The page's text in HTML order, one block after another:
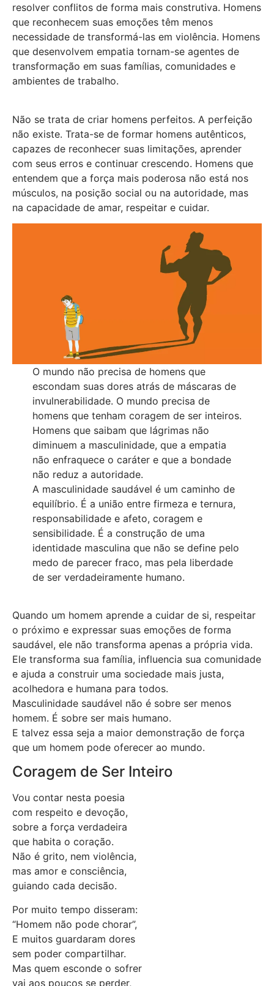
resolver conflitos de forma mais construtiva. Homens
que reconhecem suas emoções têm menos
necessidade de transformá-las em violência. Homens
que desenvolvem empatia tornam-se agentes de
transformação em suas famílias, comunidades e
ambientes de trabalho.
Não se trata de criar homens perfeitos. A perfeição
não existe. Trata-se de formar homens autênticos,
capazes de reconhecer suas limitações, aprender
com seus erros e continuar crescendo. Homens que
entendem que a força mais poderosa não está nos
músculos, na posição social ou na autoridade, mas
na capacidade de amar, respeitar e cuidar.
O mundo não precisa de homens que
escondam suas dores atrás de máscaras de
invulnerabilidade. O mundo precisa de
homens que tenham coragem de ser inteiros.
Homens que saibam que lágrimas não
diminuem a masculinidade, que a empatia
não enfraquece o caráter e que a bondade
não reduz a autoridade.
A masculinidade saudável é um caminho de
equilíbrio. É a união entre firmeza e ternura,
responsabilidade e afeto, coragem e
sensibilidade. É a construção de uma
identidade masculina que não se define pelo
medo de parecer fraco, mas pela liberdade
de ser verdadeiramente humano.
Quando um homem aprende a cuidar de si, respeitar
o próximo e expressar suas emoções de forma
saudável, ele não transforma apenas a própria vida.
Ele transforma sua família, influencia sua comunidade
e ajuda a construir uma sociedade mais justa,
acolhedora e humana para todos.
Masculinidade saudável não é sobre ser menos
homem. É sobre ser mais humano.
E talvez essa seja a maior demonstração de força
que um homem pode oferecer ao mundo.
Coragem de Ser Inteiro
Vou contar nesta poesia
com respeito e devoção,
sobre a força verdadeira
que habita o coração.
Não é grito, nem violência,
mas amor e consciência,
guiando cada decisão.
Por muito tempo disseram:
“Homem não pode chorar”,
E muitos guardaram dores
sem poder compartilhar.
Mas quem esconde o sofrer
vai aos poucos se perder,